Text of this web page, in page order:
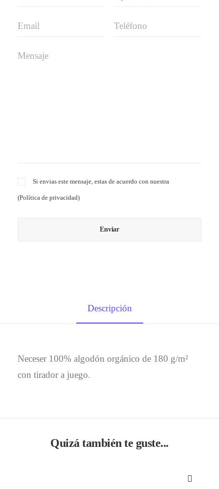
Si envias este mensaje, estas de acuerdo con nuestra
(Política de privacidad)
Descripción
Neceser 100% algodón orgánico de 180 g/m²
con tirador a juego.
Quizá también te guste...